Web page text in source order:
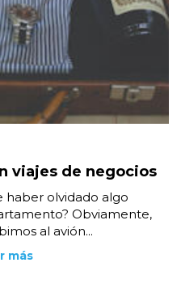
viajes de negocios
haber olvidado algo
Obviamente,
al avión...
más